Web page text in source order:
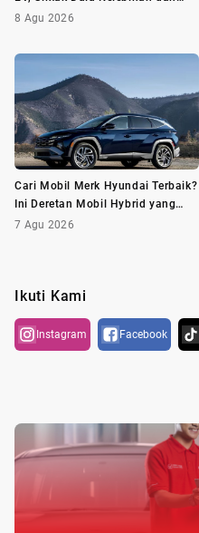
Kekurangannya
8 Agu 2026
Cari Mobil Merk Hyundai Terbaik?
Ini Deretan Mobil Hybrid yang
Wajib Dilirik
7 Agu 2026
Ikuti Kami
Instagram Facebook